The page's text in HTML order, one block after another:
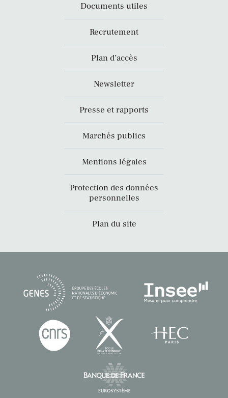
Documents utiles
Recrutement
Plan d’accès
Newsletter
Presse et rapports
Marchés publics
Mentions légales
Protection des données
personnelles
Plan du site